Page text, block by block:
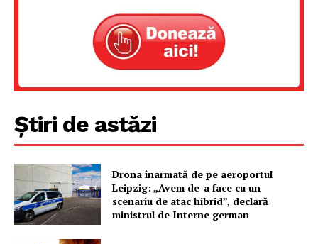
Știri de astăzi
Drona înarmată de pe aeroportul
Leipzig: „Avem de-a face cu un
scenariu de atac hibrid”, declară
ministrul de Interne german